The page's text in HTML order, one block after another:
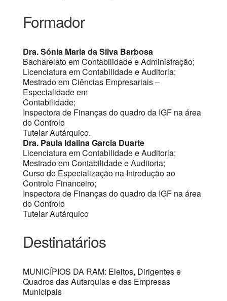
Formador
Dra. Sónia Maria da Silva Barbosa
Bacharelato em Contabilidade e Administração;
Licenciatura em Contabilidade e Auditoria;
Mestrado em Ciências Empresariais –
Especialidade em
Contabilidade;
Inspectora de Finanças do quadro da IGF na área
do Controlo
Tutelar Autárquico.
Dra. Paula Idalina Garcia Duarte
Licenciatura em Contabilidade e Auditoria;
Mestrado em Contabilidade e Auditoria;
Curso de Especialização na Introdução ao
Controlo Financeiro;
Inspectora de Finanças do quadro da IGF na área
do Controlo
Tutelar Autárquico
Destinatários
MUNICÍPIOS DA RAM: Eleitos, Dirigentes e
Quadros das Autarquias e das Empresas
Municipais